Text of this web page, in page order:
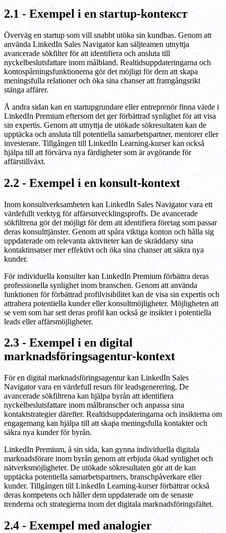
2.1 - Exempel i en startup-kontекст
Överväg en startup som vill snabbt utöka sin kundbas. Genom att
använda LinkedIn Sales Navigator kan säljteamen utnyttja
avancerade sökfilter för att identifiera och ansluta till
nyckelbeslutsfattare inom målbland. Realtidsuppdateringarna och
kontospårningsfunktionerna gör det möjligt för dem att skapa
meningsfulla relationer och öka sina chanser att framgångsrikt
stänga affärer.
Å andra sidan kan en startupgrundare eller entreprenör finna värde i
LinkedIn Premium eftersom det ger förbättrad synlighet för att visa
sin expertis. Genom att utnyttja de utökade sökresultaten kan de
upptäcka och ansluta till potentiella samarbetspartner, mentorer eller
investerare. Tillgången till LinkedIn Learning-kurser kan också
hjälpa till att förvärva nya färdigheter som är avgörande för
affärstillväxt.
2.2 - Exempel i en konsult-kontext
Inom konsultverksamheten kan LinkedIn Sales Navigator vara ett
värdefullt verktyg för affärsutvecklingsproffs. De avancerade
sökfiltrena gör det möjligt för dem att identifiera företag som passar
deras konsulttjänster. Genom att spåra viktiga konton och hålla sig
uppdaterade om relevanta aktiviteter kan de skräddarsy sina
kontaktinsatser mer effektivt och öka sina chanser att säkra nya
kunder.
För individuella konsulter kan LinkedIn Premium förbättra deras
professionella synlighet inom branschen. Genom att använda
funktionen för förbättrad profilvisibilitet kan de visa sin expertis och
attrahera potentiella kunder eller konsultmöjligheter. Möjligheten att
se vem som har sett deras profil kan också ge insikter i potentiella
leads eller affärsmöjligheter.
2.3 - Exempel i en digital
marknadsföringsagentur-kontext
För en digital marknadsföringsagentur kan LinkedIn Sales
Navigator vara en värdefull resurs för leadsgenerering. De
avancerade sökfiltrena kan hjälpa byrån att identifiera
nyckelbeslutsfattare inom målbranscher och anpassa sina
kontaktstrategier därefter. Realtidsuppdateringarna och insikterna om
engagemang kan hjälpa till att skapa meningsfulla kontakter och
säkra nya kunder för byrån.
LinkedIn Premium, å sin sida, kan gynna individuella digitala
marknadsförare inom byrån genom att erbjuda ökad synlighet och
nätverksmöjligheter. De utökade sökresultaten gör att de kan
upptäcka potentiella samarbetspartners, branschpåverkare eller
kunder. Tillgången till LinkedIn Learning-kurser förbättrar också
deras kompetens och håller dem uppdaterade om de senaste
trenderna och strategierna inom det digitala marknadsföringsfältet.
2.4 - Exempel med analogier